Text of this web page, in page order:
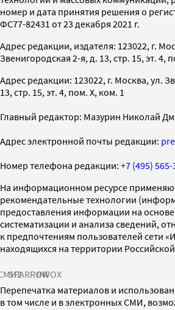
номер и дата принятия решения о
ФС77-82431 от 23 декабря 2021 г.
Адрес редакции, издателя: 123022, г.
Звенигородская 2-я, д. 13, стр. 15, эт. 4,
Адрес редакции: 123022, г. Москва, ул.
13, стр. 15, эт. 4, пом. X, ком. 1
Главный редактор: Мазурин Николай
Адрес электронной почты редакции:
Номер телефона редакции: +7 (495)
На информационном ресурсе
рекомендательные технологии
предоставления информации на
систематизации и анализа сведений,
к предпочтениям пользователей сети
находящихся на территории
SPARROWINFOX
Перепечатка материалов и
в том числе и в электронных СМИ,